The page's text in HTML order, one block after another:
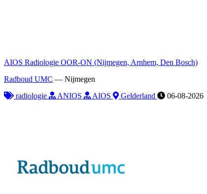
AIOS Radiologie OOR-ON (Nijmegen, Arnhem, Den Bosch)
Radboud UMC — Nijmegen
radiologie
ANIOS AIOS Gelderland 06-08-2026